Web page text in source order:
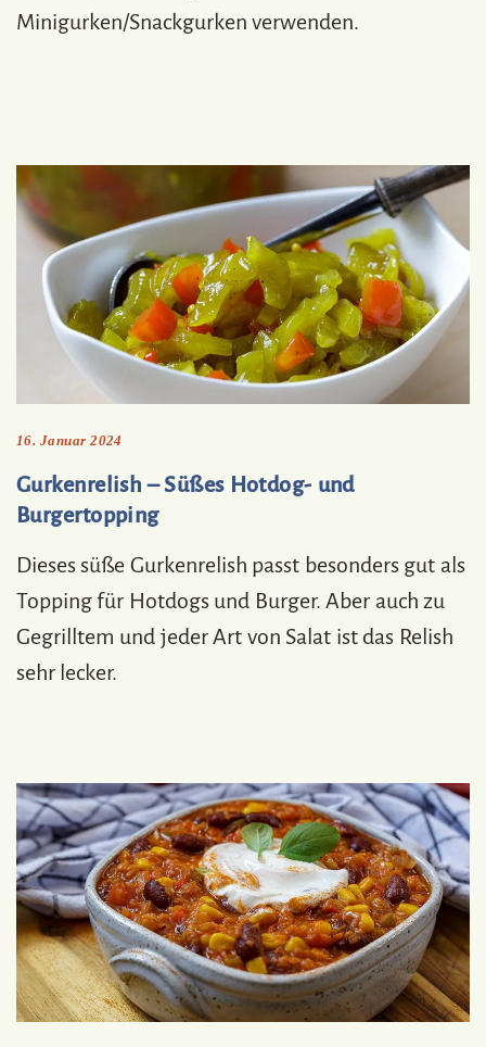
Minigurken/Snackgurken verwenden.
16. Januar 2024
Gurkenrelish – Süßes Hotdog- und
Burgertopping
Dieses süße Gurkenrelish passt besonders gut als
Topping für Hotdogs und Burger. Aber auch zu
Gegrilltem und jeder Art von Salat ist das Relish
sehr lecker.